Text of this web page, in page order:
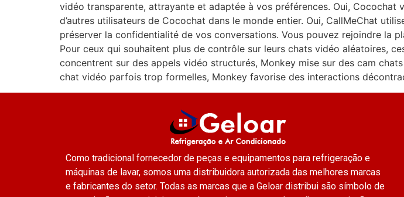
vidéo transparente, attrayante et adaptée à vos préférences. Oui,
d’autres utilisateurs de Cocochat dans le monde entier. Oui, CallMeChat
préserver la confidentialité de vos conversations. Vous pouvez rejoindre la
Pour ceux qui souhaitent plus de contrôle sur leurs chats vidéo aléatoires,
concentrent sur des appels vidéo structurés, Monkey mise sur des cam
chat vidéo parfois trop formelles, Monkey favorise des interactions
Como tradicional fornecedor de peças e equipamentos para refrigeração e
máquinas de lavar, somos uma distribuidora autorizada das melhores marcas
e fabricantes do setor. Todas as marcas que a Geloar distribui são símbolo de